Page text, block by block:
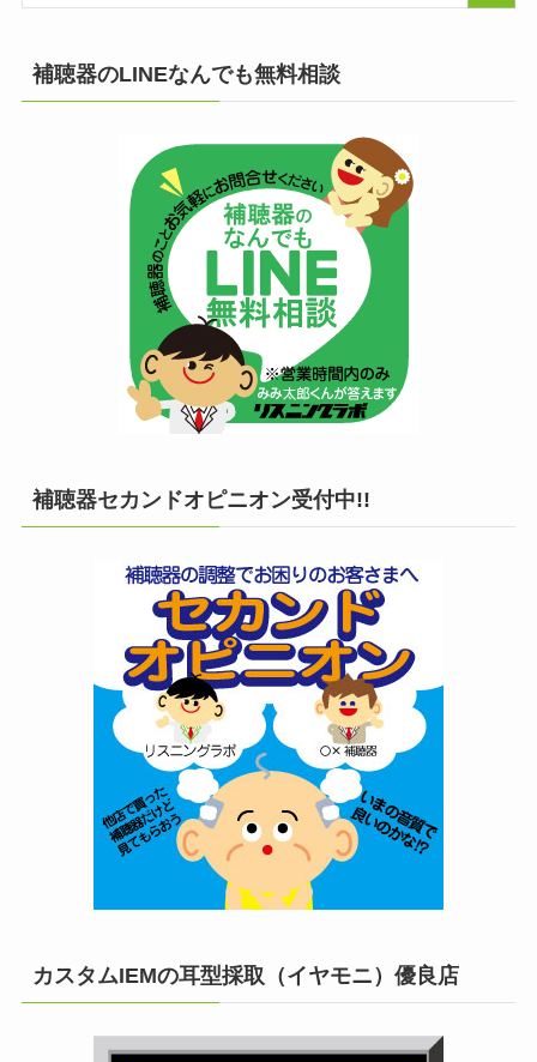
補聴器のLINEなんでも無料相談
補聴器セカンドオピニオン受付中!!
カスタムIEMの耳型採取（イヤモニ）優良店